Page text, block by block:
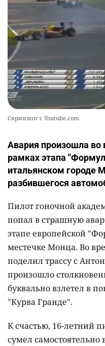
Скриншот с Youtube.com
Авария произошла во
рамках этапа
итальянском городе
разбившегося
Пилот гоночной
попал в страшную
этапе европейской
местечке Монца. Во
поделил трассу с
произошло
буквально взлетел в
"Курва Гранде".
К счастью, 16-летний
сумел самостоятельно